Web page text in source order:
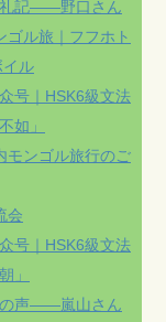
礼記——野口さん
ゴル旅｜フフホト
イル
号｜HSK6級文法
如」
モンゴル旅行のご
会
号｜HSK6級文法
」
声——嵐山さん